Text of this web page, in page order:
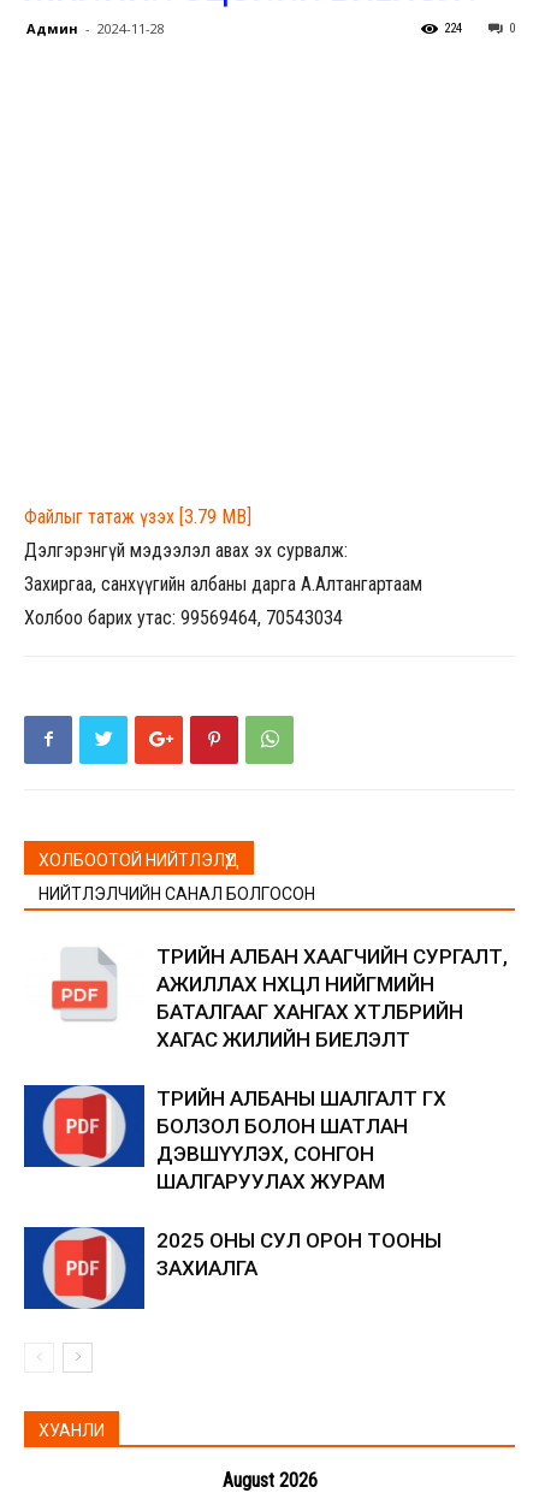
Админ - 2024-11-28 0
224
Файлыг татаж үзэх [3.79 MB]
Дэлгэрэнгүй мэдээлэл авах эх сурвалж:
Захиргаа, санхүүгийн албаны дарга А.Алтангартаам
Холбоо барих утас: 99569464, 70543034
ХОЛБООТОЙ НИЙТЛЭЛҮҮД
НИЙТЛЭЛЧИЙН САНАЛ БОЛГОСОН
ТӨРИЙН АЛБАН ХААГЧИЙН СУРГАЛТ,
АЖИЛЛАХ НӨХЦӨЛ НИЙГМИЙН
БАТАЛГААГ ХАНГАХ ХӨТӨЛБӨРИЙН
ХАГАС ЖИЛИЙН БИЕЛЭЛТ
ТӨРИЙН АЛБАНЫ ШАЛГАЛТ ӨГӨХ
БОЛЗОЛ БОЛОН ШАТЛАН
ДЭВШҮҮЛЭХ, СОНГОН
ШАЛГАРУУЛАХ ЖУРАМ
2025 ОНЫ СУЛ ОРОН ТООНЫ
ЗАХИАЛГА
ХУАНЛИ
August 2026